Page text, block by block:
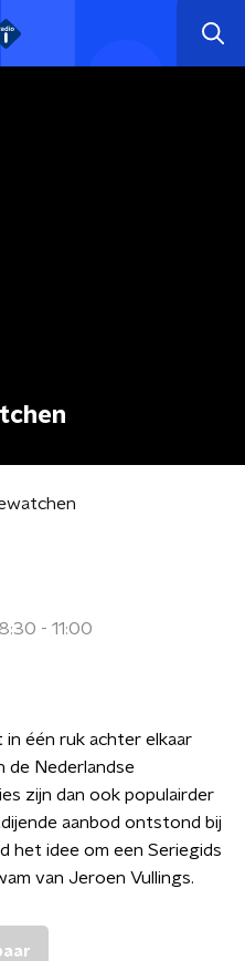
- 11:00
één ruk achter elkaar
de Nederlandse
zijn dan ook populairder
aanbod ontstond bij
het idee om een Seriegids
van Jeroen Vullings.